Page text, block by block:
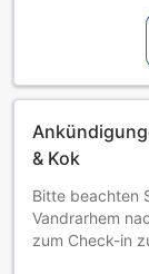
& Kok
Bitte beachten
Vandrarhem
zum Check-in